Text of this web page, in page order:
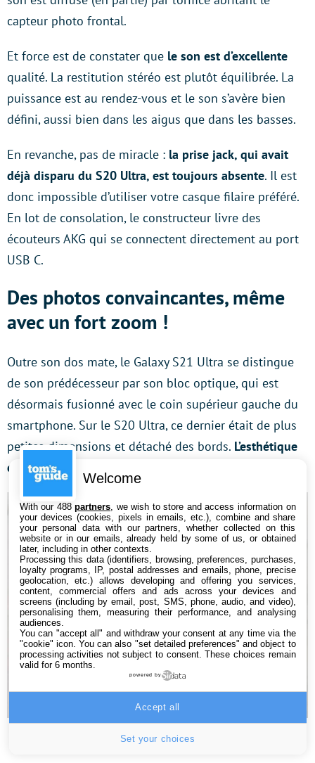
capteur photo frontal.
Et force est de constater que le son est d’excellente
qualité. La restitution stéréo est plutôt équilibrée. La
puissance est au rendez-vous et le son s’avère bien
défini, aussi bien dans les aigus que dans les basses.
En revanche, pas de miracle : la prise jack, qui avait
déjà disparu du S20 Ultra, est toujours absente. Il est
donc impossible d’utiliser votre casque filaire préféré.
En lot de consolation, le constructeur livre des
écouteurs AKG qui se connectent directement au port
USB C.
Des photos convaincantes, même
avec un fort zoom !
Outre son dos mate, le Galaxy S21 Ultra se distingue
de son prédécesseur par son bloc optique, qui est
désormais fusionné avec le coin supérieur gauche du
smartphone. Sur le S20 Ultra, ce dernier était de plus
petites dimensions et détaché des bords. L’esthétique
du nouveau modèle s’en trouve améliorée
Samsung Galaxy S21 Ultra – bloc optique comparé à celui du
S20 Ultra – Crédit : Xavier Regord / Tom’s Guide
Welcome
With our 488partners , we wish to store and access information on
your devices (cookies, pixels in emails, etc.), combine and share
your personal data with our partners, whether collected on this
website or in our emails, already held by some of us, or obtained
later, including in other contexts.
Processing this data (identifiers, browsing, preferences, purchases,
loyalty programs, IP, postal addresses and emails, phone, precise
geolocation, etc.) allows developing and offering you services,
content, commercial offers and ads across your devices and
screens (including by email, post, SMS, phone, audio, and video),
personalising them, measuring their performance, and analysing
audiences.
You can "accept all" and withdraw your consent at any time via the
"cookie" icon. You can also "set detailed preferences" and object to
processing activities not subject to consent. These choices remain
valid for 6 months.
powered by
Set your choices
Accept all